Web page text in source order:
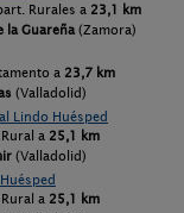
Rurales a 23,1 km
la Guareña (Zamora)
a 23,7 km
(Valladolid)
Lindo Huésped
a 25,1 km
(Valladolid)
a 25,1 km